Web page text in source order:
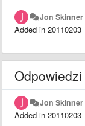
Jon Skinner
Added in 20110203
Odpowiedzi
Jon Skinner
Added in 20110203